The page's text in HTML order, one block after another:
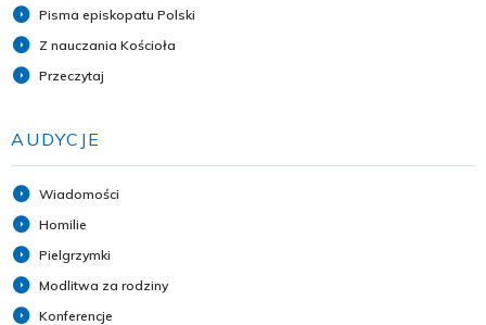
Pisma episkopatu Polski
Z nauczania Kościoła
Przeczytaj
AUDYCJE
Wiadomości
Homilie
Pielgrzymki
Modlitwa za rodziny
Konferencje